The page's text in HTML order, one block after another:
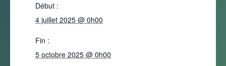
Début :
4 juillet 2025 @ 0h00
Fin :
5 octobre 2025 @ 0h00